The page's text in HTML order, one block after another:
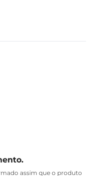
assim que o produto